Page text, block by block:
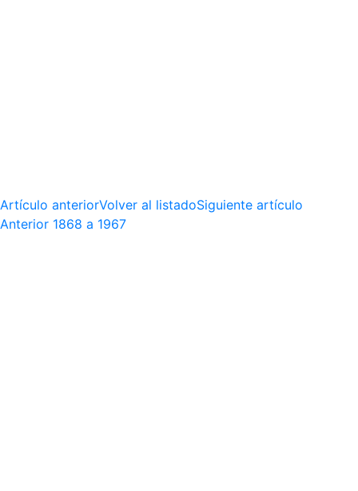
Artículo anteriorVolver al listadoSiguiente artículo
Anterior 1868 a 1967